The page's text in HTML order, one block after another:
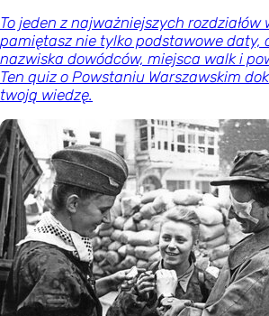
To jeden z najważniejszych rozdziałów
pamiętasz nie tylko podstawowe daty,
nazwiska dowódców, miejsca walk i
Ten quiz o Powstaniu Warszawskim
twoją wiedzę.